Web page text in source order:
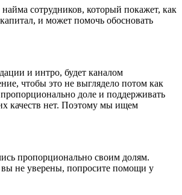
сотрудников, который покажет, как
и может помочь обосновать
и интро, будет каналом
чтобы это не выглядело потом как
доле и поддерживать
качеств нет. Поэтому мы ищем
пропорционально своим долям.
вы не уверены, попросите помощи у